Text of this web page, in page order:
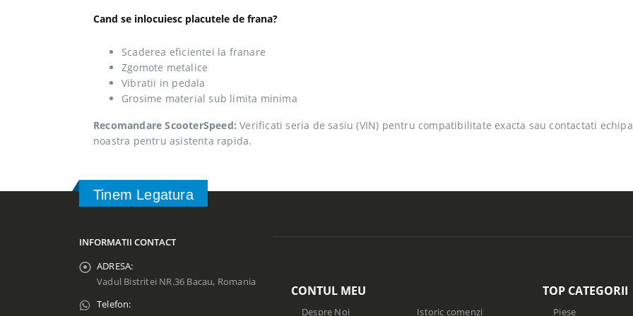
Cand se inlocuiesc placutele de frana?
Scaderea eficientei la franare
Zgomote metalice
Vibratii in pedala
Grosime material sub limita minima
Recomandare ScooterSpeed: Verificati seria de sasiu (VIN) pentru compatibilitate exacta sau contactati echipa
noastra pentru asistenta rapida.
Tinem Legatura
INFORMATII CONTACT
ADRESA:
Vadul Bistritei NR.36 Bacau, Romania
Telefon:
CONTUL MEU
Despre Noi Istoric comenzi
TOP CATEGORII
Piese